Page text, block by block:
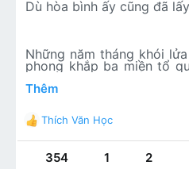
Dù hòa bình ấy cũng đã
Những năm tháng khói
phong khắp ba miền tổ
người nông dân đến từ
niên Hà thành "gác bút
tuổi để thực hiện lý tưởng
Mùa hè năm ấy hi sinh
Một chuyến tàu lăn bánh
Thêm
R
e
Thích Văn Học
354 1 2